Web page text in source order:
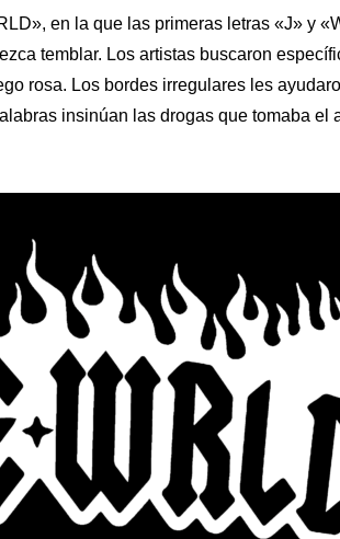
en la que las primeras letras «J» y
temblar. Los artistas buscaron
rosa. Los bordes irregulares les
insinúan las drogas que tomaba el